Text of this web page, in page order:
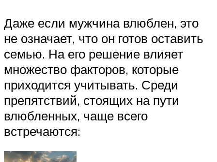
Даже если мужчина влюблен, это
не означает, что он готов оставить
семью. На его решение влияет
множество факторов, которые
приходится учитывать. Среди
препятствий, стоящих на пути
влюбленных, чаще всего
встречаются: